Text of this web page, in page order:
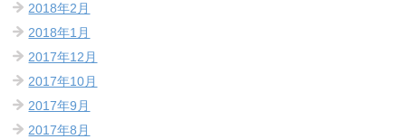
2018年2月
2018年1月
2017年12月
2017年10月
2017年9月
2017年8月